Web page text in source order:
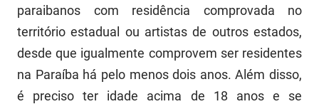
paraibanos com residência comprovada no
território estadual ou artistas de outros estados,
desde que igualmente comprovem ser residentes
na Paraíba há pelo menos dois anos. Além disso,
é preciso ter idade acima de 18 anos e se